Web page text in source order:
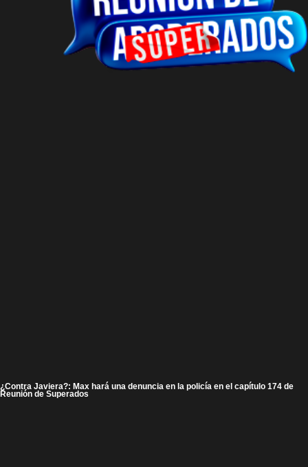
¿Contra Javiera?: Max hará una denuncia en la policía en el capítulo 174 de
Reunión de Superados